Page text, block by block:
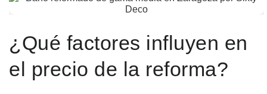
¿Qué factores influyen en
el precio de la reforma?